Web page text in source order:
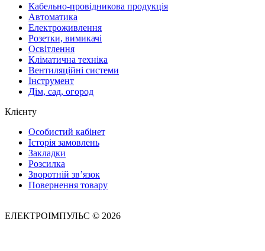
Кабельно-провідникова продукція
Автоматика
Електроживлення
Розетки, вимикачі
Освітлення
Кліматична техніка
Вентиляційні системи
Інструмент
Дім, сад, огород
Клієнту
Особистий кабінет
Історія замовлень
Закладки
Розсилка
Зворотній зв’язок
Повернення товару
ЕЛЕКТРОІМПУЛЬС © 2026